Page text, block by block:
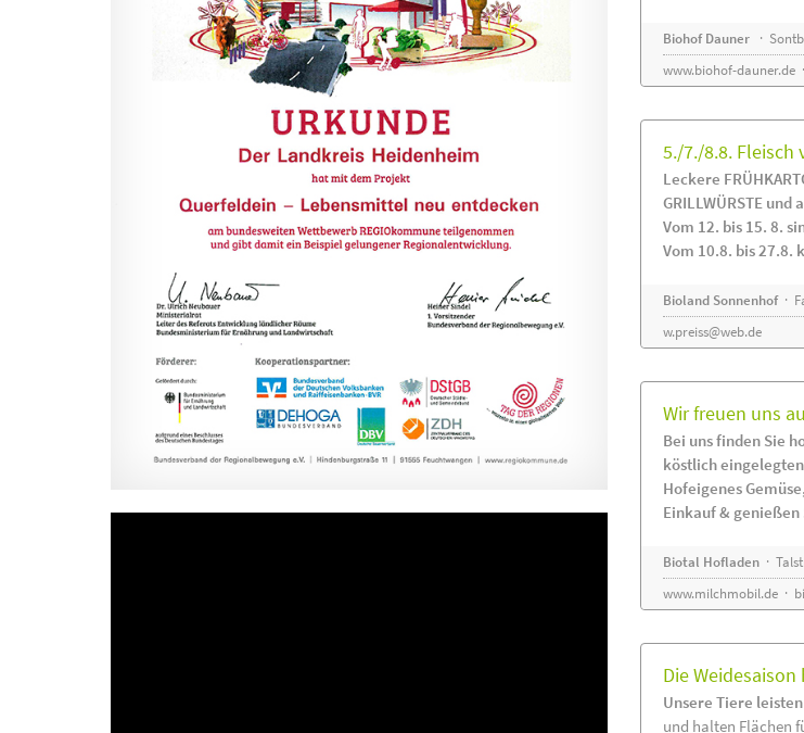
Biohof Dauner ·
www.biohof-dauner.de·
5./7./8.8. Fleisch
Leckere
GRILLWÜRSTE und
Vom 12. bis 15. 8.
Vom 10.8. bis 27.8.
Bioland Sonnenhof·
w.preiss@web.de
Wir freuen uns
Bei uns finden Sie
köstlich
Hofeigenes
Einkauf &
Biotal Hofladen·
www.milchmobil.de·
Die
Unsere Tiere
und halten Flächen